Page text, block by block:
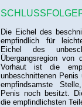
Die Eichel des
empfindlich für
Eichel des
Übergangsregion von
Vorhaut ist die
unbeschnittenen
empfindsamste
Penis noch besitzt.
die empfindlichsten